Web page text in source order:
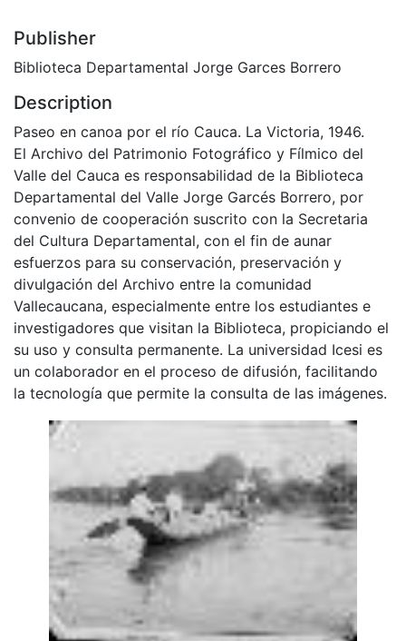
Publisher
Biblioteca Departamental Jorge Garces Borrero
Description
Paseo en canoa por el río Cauca. La Victoria, 1946.
El Archivo del Patrimonio Fotográfico y Fílmico del
Valle del Cauca es responsabilidad de la Biblioteca
Departamental del Valle Jorge Garcés Borrero, por
convenio de cooperación suscrito con la Secretaria
del Cultura Departamental, con el fin de aunar
esfuerzos para su conservación, preservación y
divulgación del Archivo entre la comunidad
Vallecaucana, especialmente entre los estudiantes e
investigadores que visitan la Biblioteca, propiciando el
su uso y consulta permanente. La universidad Icesi es
un colaborador en el proceso de difusión, facilitando
la tecnología que permite la consulta de las imágenes.